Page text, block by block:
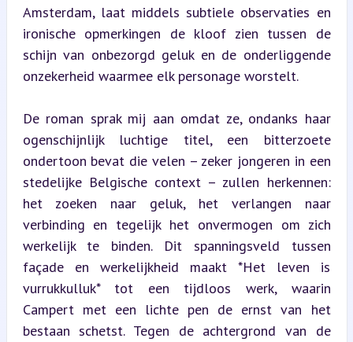
Amsterdam, laat middels subtiele observaties en
ironische opmerkingen de kloof zien tussen de
schijn van onbezorgd geluk en de onderliggende
onzekerheid waarmee elk personage worstelt.
De roman sprak mij aan omdat ze, ondanks haar
ogenschijnlijk luchtige titel, een bitterzoete
ondertoon bevat die velen – zeker jongeren in een
stedelijke Belgische context – zullen herkennen:
het zoeken naar geluk, het verlangen naar
verbinding en tegelijk het onvermogen om zich
werkelijk te binden. Dit spanningsveld tussen
façade en werkelijkheid maakt *Het leven is
vurrukkulluk* tot een tijdloos werk, waarin
Campert met een lichte pen de ernst van het
bestaan schetst. Tegen de achtergrond van de